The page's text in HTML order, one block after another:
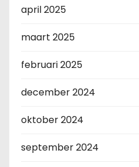
april 2025
maart 2025
februari 2025
december 2024
oktober 2024
september 2024